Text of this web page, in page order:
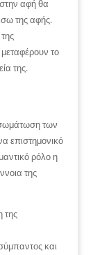
αφή θα
της αφής.
μεταφέρουν το
της.
των
επιστημονικό
ρόλο η
της
της
και